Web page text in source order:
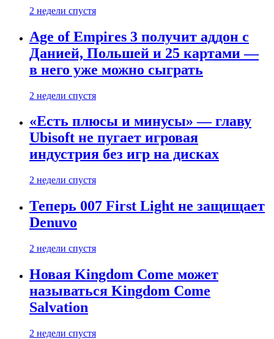
2 недели спустя
Age of Empires 3 получит аддон с
Данией, Польшей и 25 картами —
в него уже можно сыграть
2 недели спустя
«Есть плюсы и минусы» — главу
Ubisoft не пугает игровая
индустрия без игр на дисках
2 недели спустя
Теперь 007 First Light не защищает
Denuvo
2 недели спустя
Новая Kingdom Come может
называться Kingdom Come
Salvation
2 недели спустя